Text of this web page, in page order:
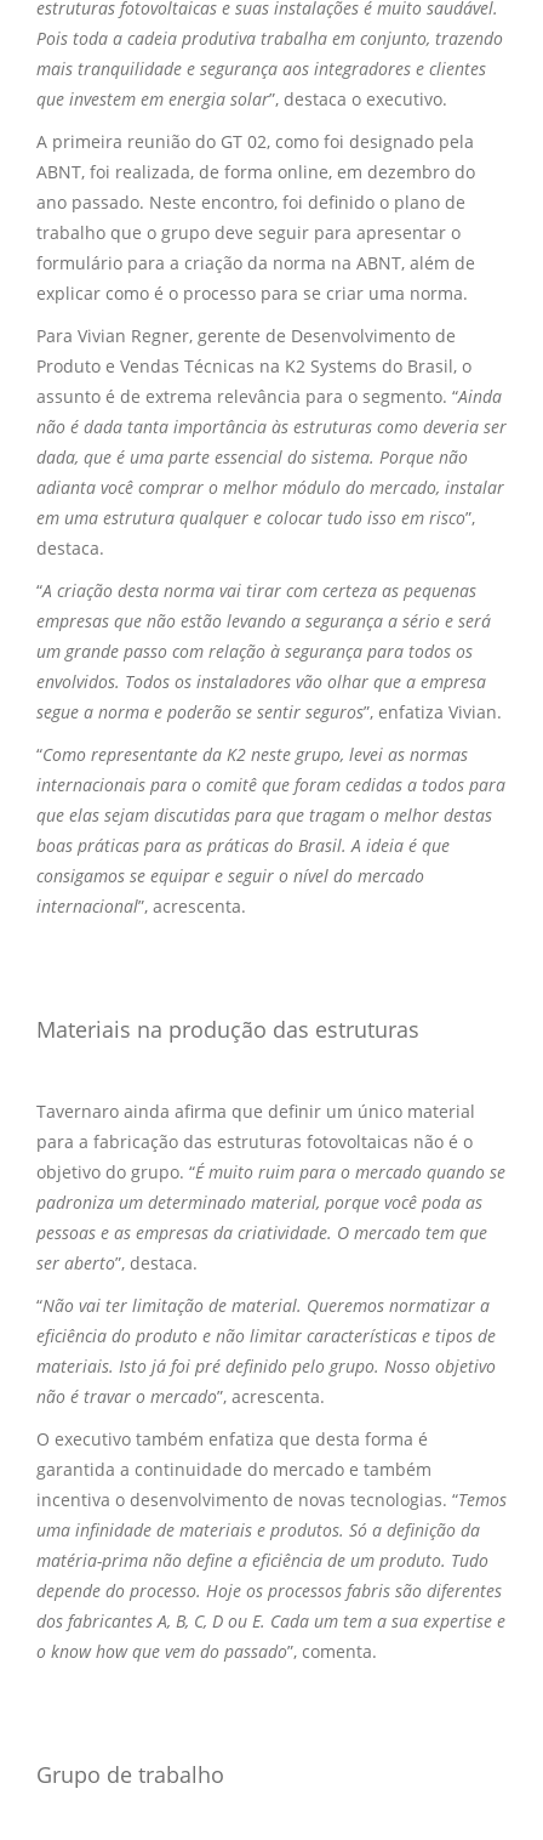
estruturas fotovoltaicas e suas instalações é muito saudável.
Pois toda a cadeia produtiva trabalha em conjunto, trazendo
mais tranquilidade e segurança aos integradores e clientes
que investem em energia solar”, destaca o executivo.
A primeira reunião do GT 02, como foi designado pela
ABNT, foi realizada, de forma online, em dezembro do
ano passado. Neste encontro, foi definido o plano de
trabalho que o grupo deve seguir para apresentar o
formulário para a criação da norma na ABNT, além de
explicar como é o processo para se criar uma norma.
Para Vivian Regner, gerente de Desenvolvimento de
Produto e Vendas Técnicas na K2 Systems do Brasil, o
assunto é de extrema relevância para o segmento. “Ainda
não é dada tanta importância às estruturas como deveria ser
dada, que é uma parte essencial do sistema. Porque não
adianta você comprar o melhor módulo do mercado, instalar
em uma estrutura qualquer e colocar tudo isso em risco”,
destaca.
“A criação desta norma vai tirar com certeza as pequenas
empresas que não estão levando a segurança a sério e será
um grande passo com relação à segurança para todos os
envolvidos. Todos os instaladores vão olhar que a empresa
segue a norma e poderão se sentir seguros”, enfatiza Vivian.
“Como representante da K2 neste grupo, levei as normas
internacionais para o comitê que foram cedidas a todos para
que elas sejam discutidas para que tragam o melhor destas
boas práticas para as práticas do Brasil. A ideia é que
consigamos se equipar e seguir o nível do mercado
internacional”, acrescenta.
Materiais na produção das estruturas
Tavernaro ainda afirma que definir um único material
para a fabricação das estruturas fotovoltaicas não é o
objetivo do grupo. “É muito ruim para o mercado quando se
padroniza um determinado material, porque você poda as
pessoas e as empresas da criatividade. O mercado tem que
ser aberto”, destaca.
“Não vai ter limitação de material. Queremos normatizar a
eficiência do produto e não limitar características e tipos de
materiais. Isto já foi pré definido pelo grupo. Nosso objetivo
não é travar o mercado”, acrescenta.
O executivo também enfatiza que desta forma é
garantida a continuidade do mercado e também
incentiva o desenvolvimento de novas tecnologias. “Temos
uma infinidade de materiais e produtos. Só a definição da
matéria-prima não define a eficiência de um produto. Tudo
depende do processo. Hoje os processos fabris são diferentes
dos fabricantes A, B, C, D ou E. Cada um tem a sua expertise e
o know how que vem do passado”, comenta.
Grupo de trabalho